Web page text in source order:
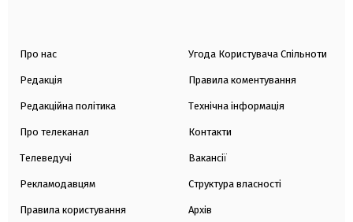
Про нас
Редакція
Редакційна політика
Про телеканал
Телеведучі
Рекламодавцям
Правила користування
Угода Користувача Спільноти
Правила коментування
Технічна інформація
Контакти
Вакансії
Структура власності
Архів